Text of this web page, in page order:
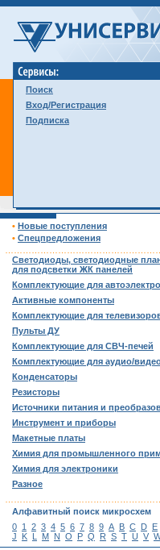
Поиск
Вход/Регистрация
Подписка
• Новые поступления
• Спецпредложения
Светодиоды, светодиодные
для подсветки ЖК панелей
Комплектующие для
Активные компоненты
Комплектующие для
Пульты ДУ
Комплектующие для СВЧ-печей
Комплектующие для аудио/
Конденсаторы
Резисторы
Источники питания и
Инструмент и приборы
Макетные платы
Химия для промышленного
Химия для электроники
Разное
Алфавитный поиск микросхем
0 1 2 3 4 5 6 7 8 9 A B C D E
J
K L M N O P Q R S T U V